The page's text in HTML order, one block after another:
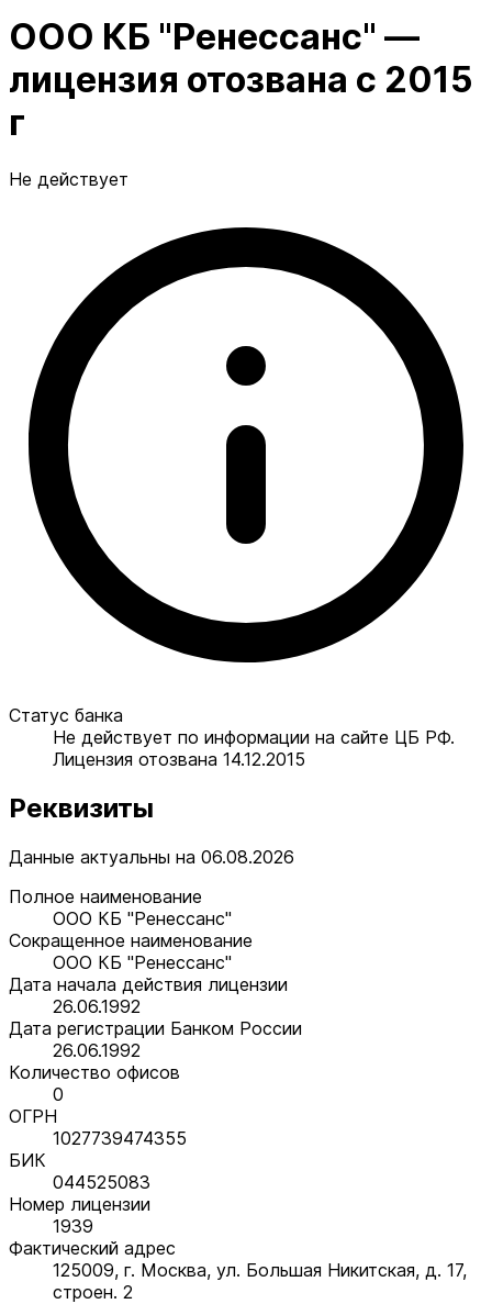
ООО КБ "Ренессанс" —
лицензия отозвана с 2015
г
Не действует
Статус банка
Не действует по информации на сайте ЦБ РФ.
Лицензия отозвана 14.12.2015
Реквизиты
Данные актуальны на 06.08.2026
Полное наименование
ООО КБ "Ренессанс"
Сокращенное наименование
ООО КБ "Ренессанс"
Дата начала действия лицензии
26.06.1992
Дата регистрации Банком России
26.06.1992
Количество офисов
0
ОГРН
1027739474355
БИК
044525083
Номер лицензии
1939
Фактический адрес
125009, г. Москва, ул. Большая Никитская, д. 17,
строен. 2